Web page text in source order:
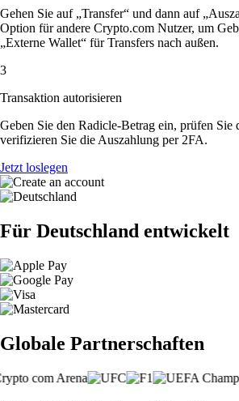
Gehen Sie auf „Transfer“ und dann auf
Option für andere Crypto.com Nutzer, um
„Externe Wallet“ für Transfers nach außen.
3
Transaktion autorisieren
Geben Sie den Radicle-Betrag ein, prüfen Sie
verifizieren Sie die Auszahlung per 2FA.
Jetzt loslegen
Für Deutschland entwickelt
Globale Partnerschaften